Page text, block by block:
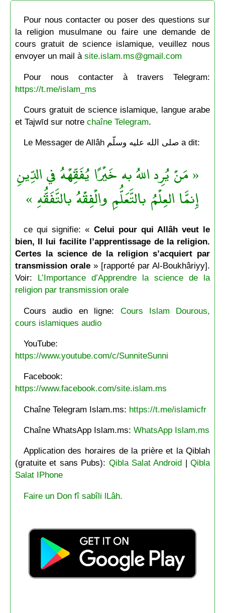
Pour nous contacter ou poser des questions sur
la religion musulmane ou faire une demande de
cours gratuit de science islamique, veuillez nous
envoyer un mail à site.islam.ms@gmail.com
Pour nous contacter à travers Telegram:
https://t.me/islam_ms
Cours gratuit de science islamique, langue arabe
et Tajwīd sur notre chaîne Telegram.
Le Messager de Allâh صلى الله عليه وسلّم a dit:
« مَنْ يُرِد اللهُ به خَيْرًا يُفَقِّهْهُ في الدِّينِ
إِنمَّا العِلْمُ بالتَّعَلُّمِ والْفِقْهُ بالتَّفَقُّهِ »
ce qui signifie: « Celui pour qui Allâh veut le
bien, Il lui facilite l’apprentissage de la religion.
Certes la science de la religion s’acquiert par
transmission orale» [rapporté par Al-Boukhâriyy].
Voir: L’Importance d’Apprendre la science de la
religion par transmission orale
Cours audio en ligne: Cours Islam Dourous,
cours islamiques audio
YouTube:
https://www.youtube.com/c/SunniteSunni
Facebook:
https://www.facebook.com/site.islam.ms
Chaîne Telegram Islam.ms: https://t.me/islamicfr
Chaîne WhatsApp Islam.ms: WhatsApp Islam.ms
Application des horaires de la prière et la Qiblah
(gratuite et sans Pubs): Qibla Salat Android |Qibla
Salat IPhone
Faire un Don fî sabîli lLâh.